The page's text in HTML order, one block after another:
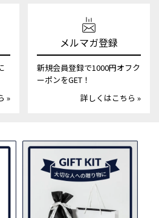
»
メルマガ登録
新規会員登録で1000円オフク
ーポンをGET！
詳しくはこちら »